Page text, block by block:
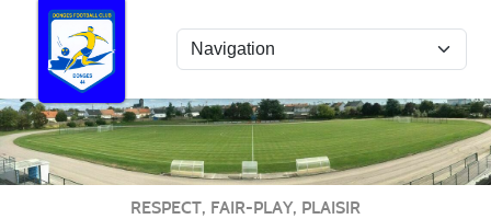
RESPECT, FAIR-PLAY, PLAISIR
Panneau de gestion des cookies